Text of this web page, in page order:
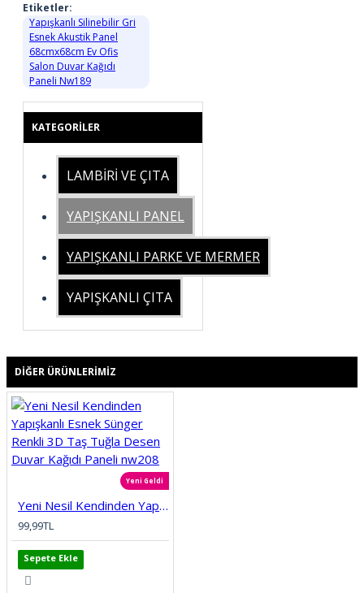
Etiketler:
Yapışkanlı Silinebilir Gri
Esnek Akustik Panel
68cmx68cm Ev Ofis
Salon Duvar Kağıdı
Paneli Nw189
KATEGORILER
LAMBİRİ VE ÇITA
YAPIŞKANLI PANEL
YAPIŞKANLI PARKE VE MERMER
YAPIŞKANLI ÇITA
DIĞER ÜRÜNLERIMIZ
Yeni Geldi
Yeni Nesil Kendinden Yapışkanlı Esnek Sünger Renkli 3D Taş Tuğla Desen Duvar Kağıdı Paneli nw208
99,99TL
Sepete Ekle